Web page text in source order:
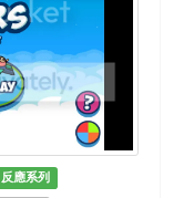
反應系列